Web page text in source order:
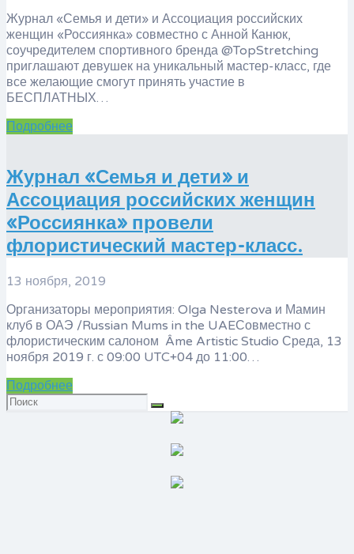
Журнал «Семья и дети» и Ассоциация российских
женщин «Россиянка» совместно с Анной Канюк,
соучредителем спортивного бренда @TopStretching
приглашают девушек на уникальный мастер-класс, где
все желающие смогут принять участие в
БЕСПЛАТНЫХ…
Подробнее
Журнал «Семья и дети» и
Ассоциация российских женщин
«Россиянка» провели
флористический мастер-класс.
13 ноября, 2019
Организаторы мероприятия: Olga Nesterova и Мамин
клуб в ОАЭ /Russian Mums in the UAEСовместно с
флористическим салоном Âme Artistic Studio Среда, 13
ноября 2019 г. с 09:00 UTC+04 до 11:00…
Подробнее
Искать: